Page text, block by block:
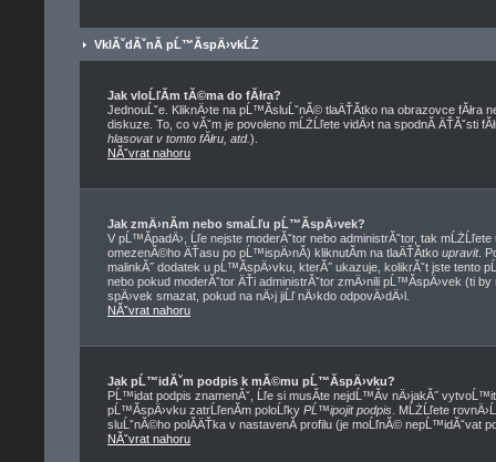
VklĂˇdĂˇnĂ­ pĹ™Ă­spÄ›vkĹŻ
Jak vloĹľĂ­m tĂ©ma do fĂłra?
JednouĹˇe. KliknÄ›te na pĹ™Ă­sluĹˇnĂ© tlaÄŤĂ­tko na obrazovce
diskuze. To, co vĂˇm je povoleno mĹŻĹľete vidÄ›t na spodnĂ­ ÄŤĂˇsti
hlasovat v tomto fĂłru, atd.).
NĂˇvrat nahoru
Jak zmÄ›nĂ­m nebo smaĹľu pĹ™Ă­spÄ›vek?
V pĹ™Ă­padÄ›, Ĺľe nejste moderĂˇtor nebo administrĂˇtor, tak
omezenĂ©ho ÄŤasu po pĹ™ispÄ›nĂ­) kliknutĂ­m na tlaÄŤĂ­tko upravit.
malinkĂ˝ dodatek u pĹ™Ă­spÄ›vku, kterĂ˝ ukazuje, kolikrĂˇt jste tento
nebo pokud moderĂˇtor ÄŤi administrĂˇtor zmÄ›nili pĹ™Ă­spÄ›vek (ti
spÄ›vek smazat, pokud na nÄ›j jiĹľ nÄ›kdo odpovÄ›dÄ›l.
NĂˇvrat nahoru
Jak pĹ™idĂˇm podpis k mĂ©mu pĹ™Ă­spÄ›vku?
PĹ™idat podpis znamenĂˇ, Ĺľe si musĂ­te nejdĹ™Ă­v nÄ›jakĂ˝
pĹ™Ă­spÄ›vku zatrĹľenĂ­m poloĹľky PĹ™ipojit podpis . MĹŻĹľete
sluĹˇnĂ©ho polĂ­ÄŤka v nastavenĂ­ profilu (je moĹľnĂ© nepĹ™idĂˇvat
NĂˇvrat nahoru